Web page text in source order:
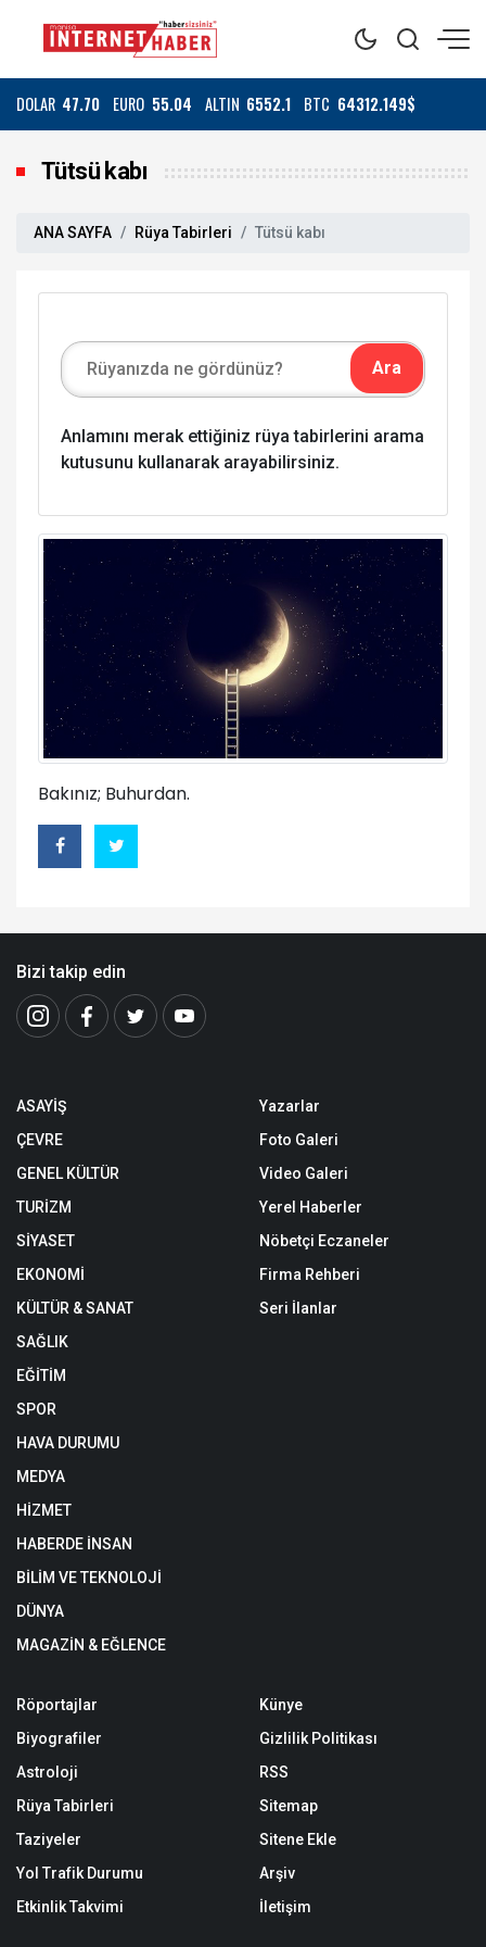
DOLAR 47.70 EURO 55.04 ALTIN 6552.1 BTC 64312.149$
Tütsü kabı
ANA SAYFA Rüya Tabirleri Tütsü kabı
Anlamını merak ettiğiniz rüya tabirlerini arama
kutusunu kullanarak arayabilirsiniz.
Bakınız; Buhurdan.
Bizi takip edin
ASAYİŞ
ÇEVRE
GENEL KÜLTÜR
TURİZM
SİYASET
EKONOMİ
KÜLTÜR & SANAT
SAĞLIK
EĞİTİM
SPOR
HAVA DURUMU
MEDYA
HİZMET
HABERDE İNSAN
BİLİM VE TEKNOLOJİ
DÜNYA
MAGAZİN & EĞLENCE
Yazarlar
Foto Galeri
Video Galeri
Yerel Haberler
Nöbetçi Eczaneler
Firma Rehberi
Seri İlanlar
Röportajlar
Biyografiler
Astroloji
Rüya Tabirleri
Taziyeler
Yol Trafik Durumu
Etkinlik Takvimi
Künye
Gizlilik Politikası
RSS
Sitemap
Sitene Ekle
Arşiv
İletişim